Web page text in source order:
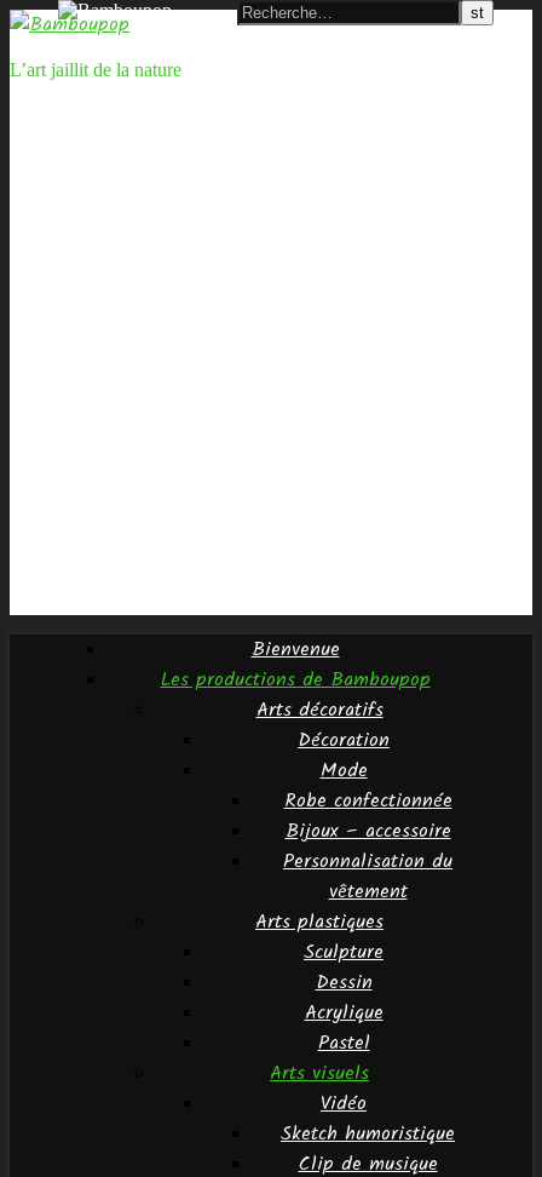
L’art jaillit de la nature
Bienvenue
Les productions de Bamboupop
Arts décoratifs
Décoration
Mode
Robe confectionnée
Bijoux – accessoire
Personnalisation du
vêtement
Arts plastiques
Sculpture
Dessin
Acrylique
Pastel
Arts visuels
Vidéo
Sketch humoristique
Clip de musique